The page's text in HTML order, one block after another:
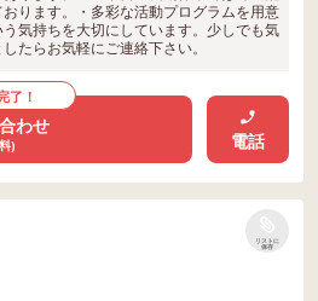
ります。・多彩な活動プログラムを用意
気持ちを大切にしています。少しでも気
たらお気軽にご連絡下さい。
了！
わせ
) 電話
リストに
保存